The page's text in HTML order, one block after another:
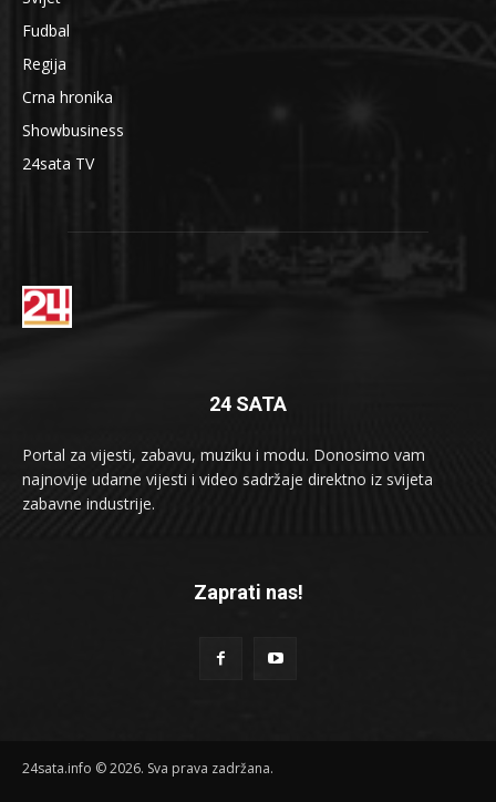
Fudbal
Regija
Crna hronika
Showbusiness
24sata TV
24 SATA
Portal za vijesti, zabavu, muziku i modu. Donosimo vam
najnovije udarne vijesti i video sadržaje direktno iz svijeta
zabavne industrije.
Zaprati nas!
24sata.info © 2026. Sva prava zadržana.